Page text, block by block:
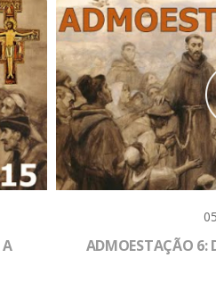
A ADMOESTAÇÃO 6: